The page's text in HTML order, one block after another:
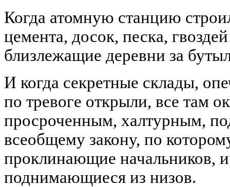
Когда атомную станцию
цемента, досок, песка,
близлежащие деревни за
И когда секретные склады,
по тревоге открыли, все там
просроченным, халтурным,
всеобщему закону, по
проклинающие начальников,
поднимающиеся из низов.